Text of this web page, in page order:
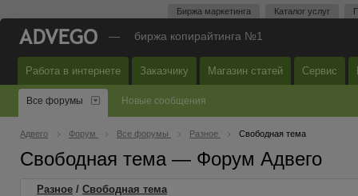
Биржа маркетинга Каталог услуг
— биржа копирайтинга №1
Работа в интернете Заказчику Магазин статей Сервис
Все форумы Новые сообщения
Адвего Форум Все форумы Разное Свободная тема
Свободная тема — Форум Адвего
Разное / Свободная тема